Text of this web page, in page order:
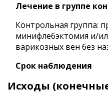
Лечение в группе
Контрольная группа:
минифлебэктомия и/
варикозных вен без
Срок наблюдения
Исходы